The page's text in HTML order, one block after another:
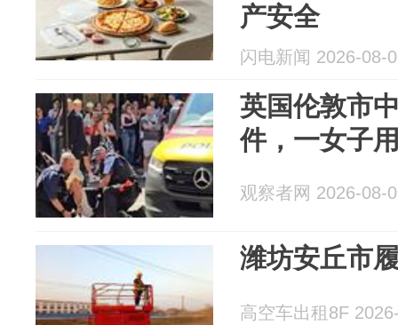
产安全
闪电新闻 2026-08-
英国伦敦市
件，一女子
观察者网 2026-08-
潍坊安丘市
高空车出租8F